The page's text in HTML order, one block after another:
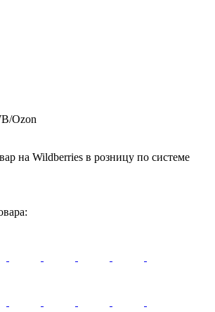
Ozon
на Wildberries в розницу по системе